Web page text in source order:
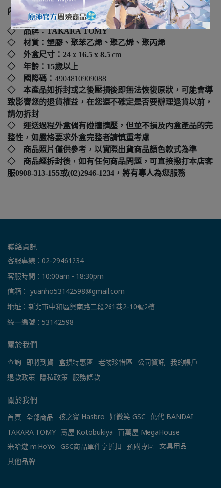
內容規格：
◇ 品牌：TAKARA TOMY
◇ 材質：塑膠、聚苯乙烯、聚乙烯、聚丙烯
◇ 外盒尺寸：24 x 16.5 x 8.5 cm
◇ 年齡：15歲以上
◇ 國際碼： 4904810909088
◇ 本產品如拆封或之後壓損後即無法恢復原狀，可能會導
致影響您的退貨權益，在您還不確定是否要辦理退貨以前，
請勿拆封
◇ 運送過程外盒偶有碰撞擠壓，但並不損及內盒產品的完
整性，如嚴格要求外盒完整者請慎重考慮
◇ 商品照片僅供參考，以實際出貨商品顏色款式為準
◇ 商品經拆封後，如有任何商品問題，可直接撥打本店客
服0908-313-155或(02)2946-1234，將有專人為您服務
聯絡資訊
客服專線：02-29461234
客服時間：10:00am - 18:30pm
信箱： yuanho53142598@gmail.com
地址：新北市中和區興南路二段261巷2-10號2樓
統一編號：53142598
關於我們
查詢 即將到貨 盒損特惠區 老物珍惜區 公司資訊 我的帳戶
退款政策 隱私政策 服務條款
關於我們
首頁 全部商品 孩之寶 Hasbro 好微笑 GSC
萬代 BANDAI
TAKARA TOMY 壽屋 Kotobukiya
百萬屋 MegaHouse
米哈遊 miHoYo GSC商品單件享折扣 預購專區 文具用品
其他品牌